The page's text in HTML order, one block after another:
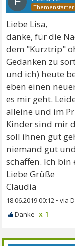
Liebe Lisa,
danke, für die
dem "Kurztrip"
Gedanken zu
und ich) heute
eben einen
es mir geht.
alleine und im
Kinder sind mir
soll ihnen gut
niemand gut
schaffen. Ich bin
Liebe Grüße
Claudia
18.06.2019 00:12 •
x 1